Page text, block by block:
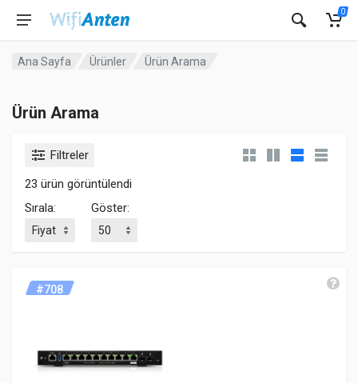
0
Ana Sayfa Ürünler Ürün Arama
Ürün Arama
Filtreler
23 ürün görüntülendi
Sırala:
Göster:
#708